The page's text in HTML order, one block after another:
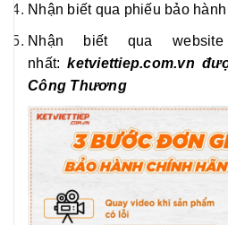
Nhận biết qua phiếu bảo hành
Nhận biết qua
nhất:ketviettiep.com.vn
Công Thương